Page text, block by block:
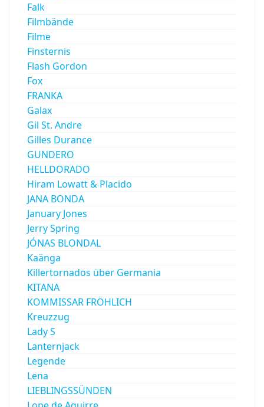
Falk
Filmbände
Filme
Finsternis
Flash Gordon
Fox
FRANKA
Galax
Gil St. Andre
Gilles Durance
GUNDERO
HELLDORADO
Hiram Lowatt & Placido
JANA BONDA
January Jones
Jerry Spring
JÓNAS BLONDAL
Kaänga
Killertornados über Germania
KITANA
KOMMISSAR FRÖHLICH
Kreuzzug
Lady S
Lanternjack
Legende
Lena
LIEBLINGSSÜNDEN